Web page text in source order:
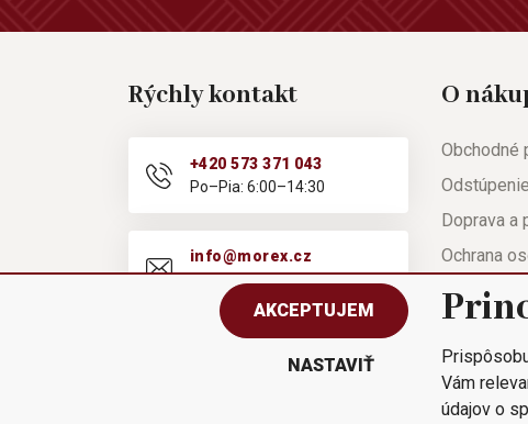
Rýchly kontakt
+420 573 371 043
Po–Pia: 6:00–14:30
info@morex.cz
Po–Pia: 6:00–14:30
O
Obchodné
Doprava a
Ochrana
Nápoveda
Rýchla
AKCEPTUJEM
NASTAVIŤ
Vám
údajov o